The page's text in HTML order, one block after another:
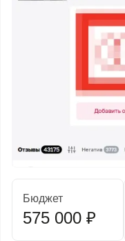
Бюджет
575 000 ₽